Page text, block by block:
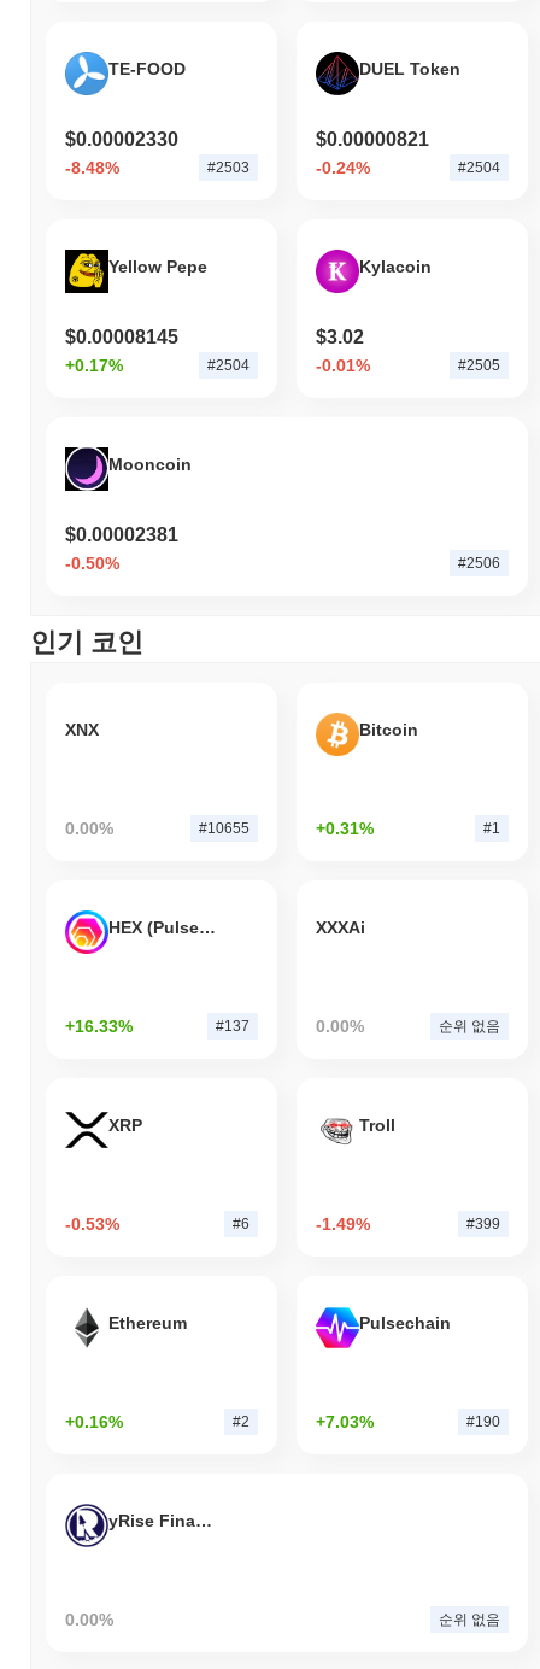
TE-FOOD
$0.00002330
-8.48% #2503
DUEL Token
$0.00000821
-0.24% #2504
Yellow Pepe
$0.00008145
+0.17% #2504
Kylacoin
$3.02
-0.01% #2505
Mooncoin
$0.00002381
-0.50% #2506
인기 코인
XNX
0.00% #10655
Bitcoin
+0.31% #1
HEX (Pulsechain)
+16.33% #137
XXXAi
0.00% 순위 없음
XRP
-0.53% #6
Troll
-1.49% #399
Ethereum
+0.16% #2
Pulsechain
+7.03% #190
yRise Finance
0.00% 순위 없음